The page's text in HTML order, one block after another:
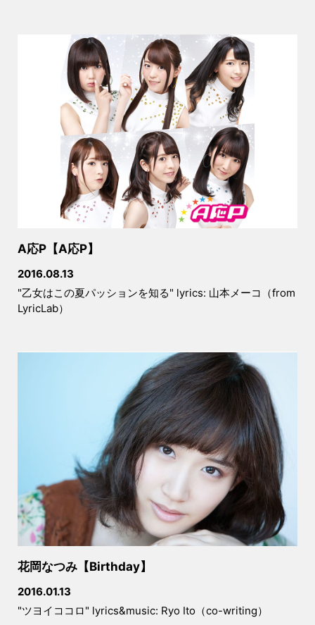
A応P【A応P】
2016.08.13
"乙女はこの夏パッションを知る" lyrics: 山本メーコ（from
LyricLab）
花岡なつみ【Birthday】
2016.01.13
"ツヨイココロ" lyrics&music: Ryo Ito（co-writing）